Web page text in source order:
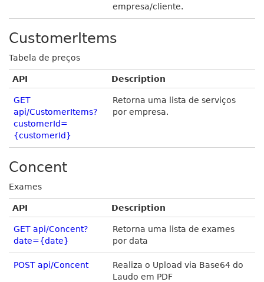
empresa/cliente.
CustomerItems
Tabela de preços
API Description
GET
api/CustomerItems?
customerId=
{customerId}
Retorna uma lista de serviços
por empresa.
Concent
Exames
API Description
GET api/Concent?
date={date}
Retorna uma lista de exames
por data
POST api/Concent
Realiza o Upload via Base64 do
Laudo em PDF